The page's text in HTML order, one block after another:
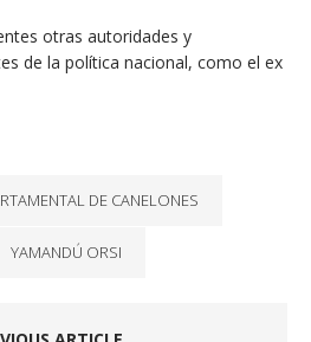
otras autoridades y
de la política nacional, como el ex
DE CANELONES
YAMANDÚ ORSI